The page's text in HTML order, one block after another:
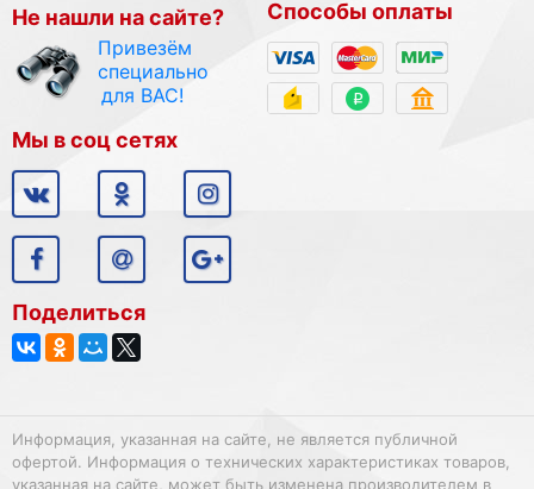
Не нашли на сайте?
Привезём
специально
для ВАС!
Способы оплаты
Мы в соц сетях
Поделиться
Информация, указанная на сайте, не является публичной
офертой. Информация о технических характеристиках товаров,
указанная на сайте, может быть изменена производителем в